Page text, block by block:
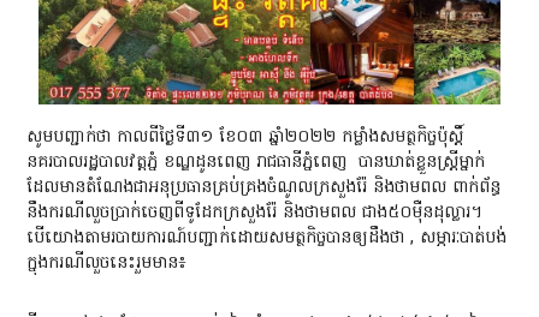
សូមបញ្ជាក់ថា កាលពីថ្ងៃទី៣១ ខែ០៣ ឆ្នាំ២០២២ កម្លាំងសមត្ថកិច្ចប៉ុស្តិ៍
នគរបាលរដ្ឋបាលវត្តភ្នំ ខណ្ឌដូនពេញ រាជធានីភ្នំពេញ បានឃាត់ខ្លួនស្ត្រីម្នាក់
ដែលមានតំណែងជាអនុប្រធានគ្រប់គ្រងចំណូលក្រសួងរ៉ែ និងថាមពល ពាក់ព័ន្ធ
នឹងករណីលួចប្រាក់ចេញពីទូដែកក្រសួងរ៉ែ និងថាមពល ជាង៥០ម៉ឺនដុល្លារ។
បើយោងតាមរបាយការណ៍បញ្ជាក់ដោយសមត្ថកិច្ចបានឲ្យដឹងថា , សម្ភារៈបាត់បង់
ក្នុងករណីលួចនេះរួមមាន៖